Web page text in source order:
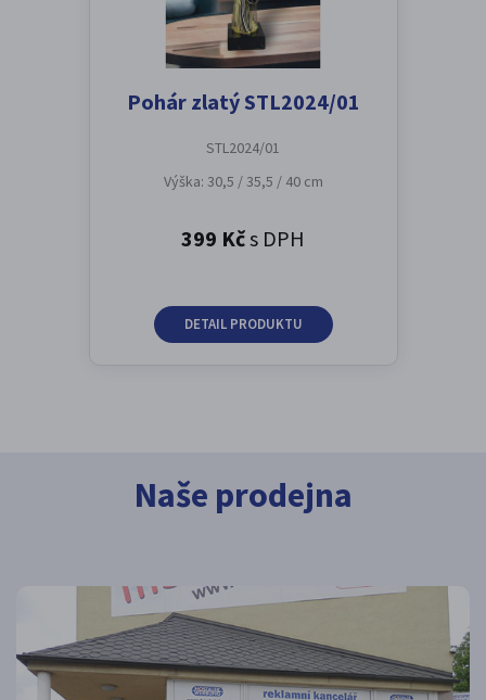
Pohár zlatý STL2024/01
STL2024/01
Výška: 30,5 / 35,5 / 40 cm
399 Kčs DPH
DETAIL PRODUKTU
Naše prodejna